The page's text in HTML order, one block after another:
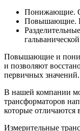
Понижающие.
Повышающие.
Повышающие и
и позволяют
первичных значений.
В нашей компании
трансформаторов
которые отличаются
Измерительные